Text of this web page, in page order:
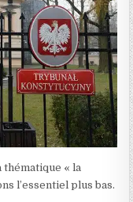
« la
l’essentiel plus bas.